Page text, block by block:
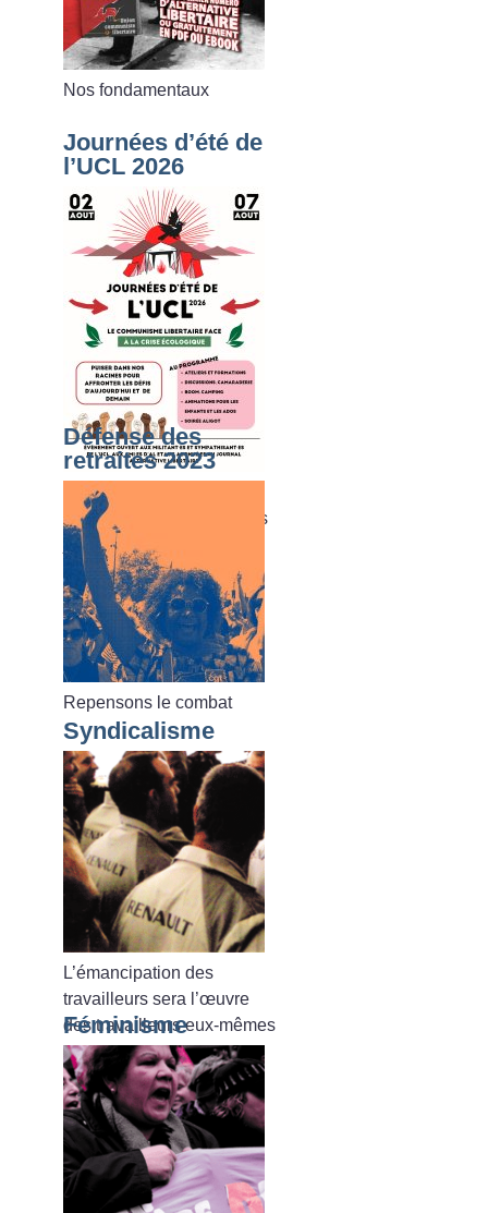
Nos fondamentaux
Journées d’été de
l’UCL 2026
Du dimanche 02 août au
vendredi 07 août 2026, les
journées d’été de l’UCL
Défense des
retraites 2023
Repensons le combat
Syndicalisme
L’émancipation des
travailleurs sera l’œuvre
des travailleurs eux-mêmes
Féminisme